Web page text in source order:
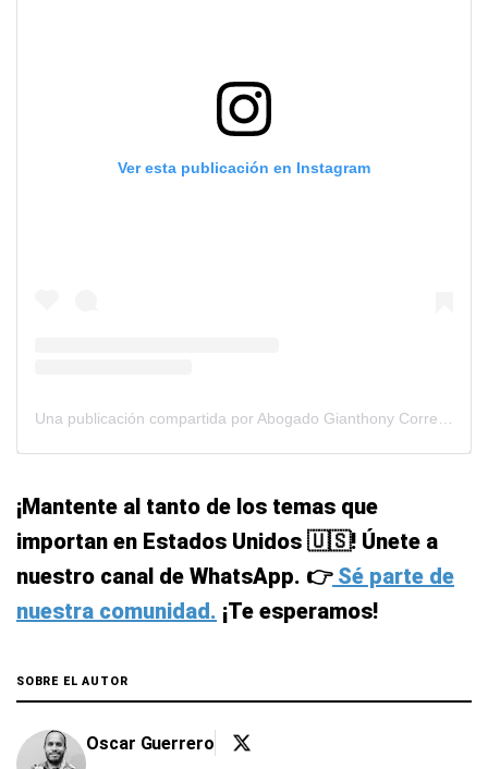
Ver esta publicación en Instagram
Una publicación compartida por Abogado Gianthony Correa (@gianthonycorrea)
¡Mantente al tanto de los temas que
importan en Estados Unidos 🇺🇸! Únete a
nuestro canal de WhatsApp. 👉Sé parte de
nuestra comunidad. ¡Te esperamos!
SOBRE EL AUTOR
Oscar Guerrero